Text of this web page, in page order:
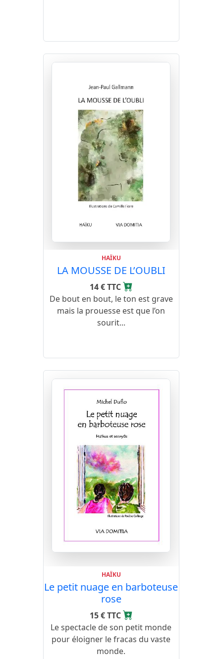
HAÏKU
LA MOUSSE DE L’OUBLI
14 € TTC
De bout en bout, le ton est grave
mais la prouesse est que l’on
sourit...
HAÏKU
Le petit nuage en barboteuse
rose
15 € TTC
Le spectacle de son petit monde
pour éloigner le fracas du vaste
monde.